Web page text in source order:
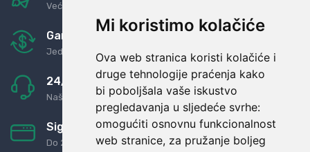
Mi koristimo kolačiće
Ova web stranica koristi kolačiće i
druge tehnologije praćenja kako
bi poboljšala vaše iskustvo
pregledavanja u sljedeće svrhe:
omogućiti osnovnu funkcionalnost
web stranice, za pružanje boljeg
Već za nekoliko dana kod vas
Garancija u povrat novaca
Jednostavno pravilo: Roba za novac
24/7 odlična podrška
Naši agenti uvijek na raspolaganju
Sigurno obročno plaćanje
Do 24 rata bez kamata